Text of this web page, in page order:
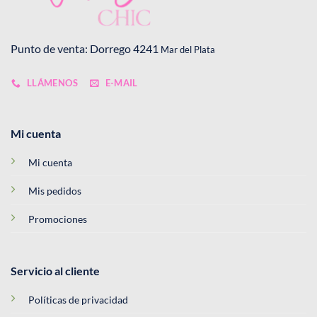
Punto de venta: Dorrego 4241 Mar del Plata
LLÁMENOS E-MAIL
Mi cuenta
Mi cuenta
Mis pedidos
Promociones
Servicio al cliente
Políticas de privacidad